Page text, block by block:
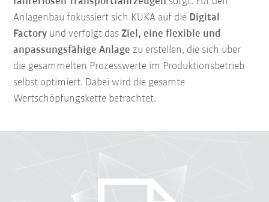
Anlagenbau fokussiert sich KUKA auf die Digital
Factory und verfolgt dasZiel, eine flexible und
anpassungsfähige Anlage zu erstellen, die sich über
die gesammelten Prozesswerte im Produktionsbetrieb
selbst optimiert. Dabei wird die gesamte
Wertschöpfungskette betrachtet.